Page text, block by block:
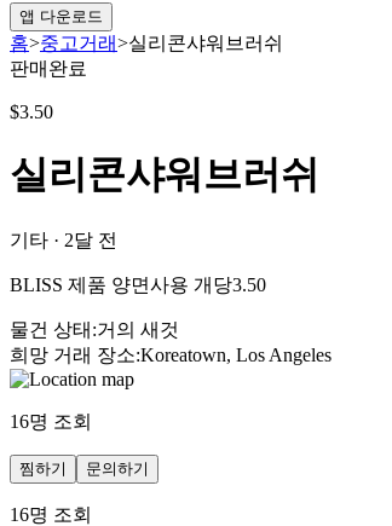
앱 다운로드
홈>중고거래>실리콘샤워브러쉬
판매완료
$3.50
실리콘샤워브러쉬
기타 · 2달 전
BLISS 제품 양면사용 개당3.50
물건 상태 :거의 새것
희망 거래 장소:Koreatown, Los Angeles
16명 조회
찜하기 문의하기
16명 조회